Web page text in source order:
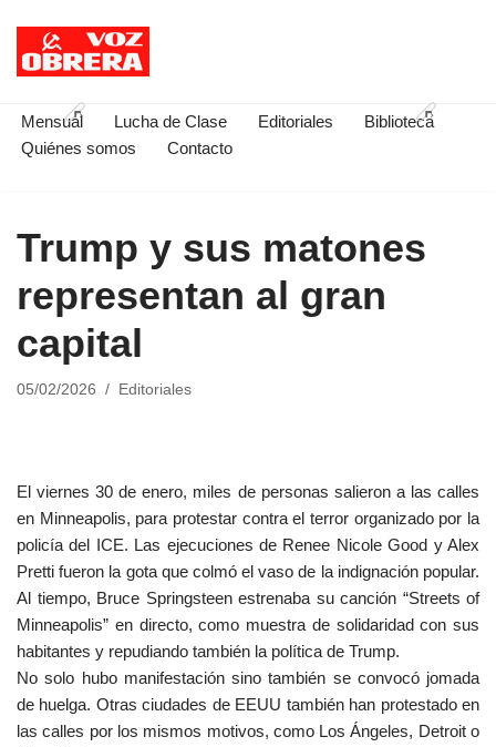
Saltar
contenido
Mensual Lucha de Clase Editoriales
Biblioteca
Quiénes somos
Contacto
Trump y sus matones
representan al gran
capital
05/02/2026 Editoriales
El viernes 30 de enero, miles de personas salieron a las calles
en Minneapolis, para protestar contra el terror organizado por la
policía del ICE. Las ejecuciones de Renee Nicole Good y Alex
Pretti fueron la gota que colmó el vaso de la indignación popular.
Al tiempo, Bruce Springsteen estrenaba su canción “Streets of
Minneapolis” en directo, como muestra de solidaridad con sus
habitantes y repudiando también la política de Trump.
No solo hubo manifestación sino también se convocó jomada
de huelga. Otras ciudades de EEUU también han protestado en
las calles por los mismos motivos, como Los Ángeles, Detroit o